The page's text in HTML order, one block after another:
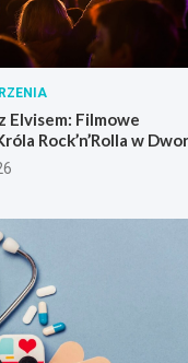
Elvisem: Filmowe
Rock’n’Rolla w